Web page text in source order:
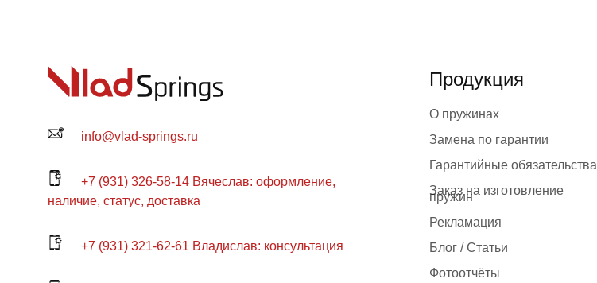
info@vlad-springs.ru
+7 (931) 326-58-14 Вячеслав: оформление,
наличие, статус, доставка
+7 (931) 321-62-61 Владислав: консультация
Продукция
О пружинах
Замена по гарантии
Гарантийные обязательства
Заказ на изготовление
пружин
Рекламация
Блог / Статьи
Фотоотчёты